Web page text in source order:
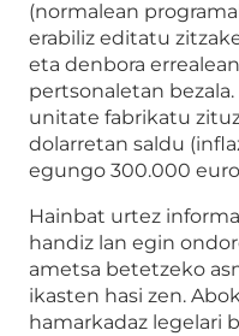
(normalean
erabiliz editatu
eta denbora
pertsonaletan
unitate fabrikatu
dolarretan saldu
egungo 300.000
Hainbat urtez
handiz lan egin
ametsa betetzeko
ikasten hasi zen.
hamarkadaz legelari